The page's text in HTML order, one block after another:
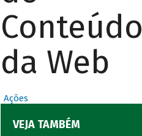
Conteúdo
da Web
Ações
VEJA TAMBÉM